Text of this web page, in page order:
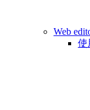
Web
使